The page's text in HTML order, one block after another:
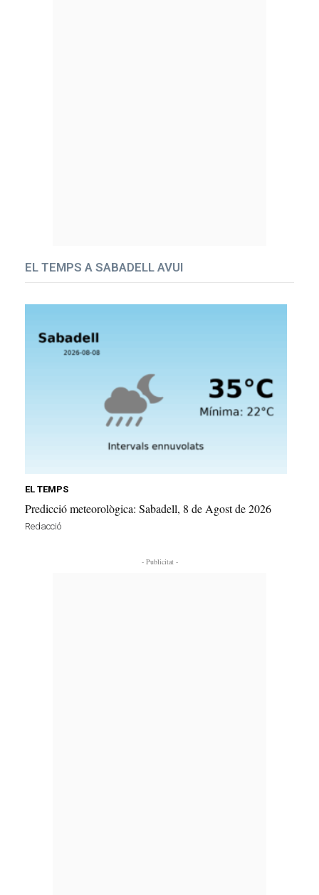
EL TEMPS A SABADELL AVUI
EL TEMPS
Predicció meteorològica: Sabadell, 8 de Agost de 2026
Redacció
- Publicitat -